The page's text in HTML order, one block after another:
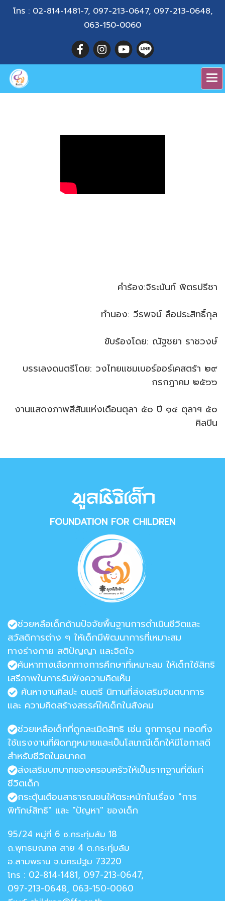
โทร : 02-814-1481-7, 097-213-0647, 097-213-0648,
063-150-0060
คำร้อง:จิระนันท์ พิตรปรีชา
ทำนอง: วีรพจน์ ลือประสิทธิ์กุล
ขับร้องโดย: ณัฐชยา ราชวงษ์
บรรเลงดนตรีโดย: วงไทยแชมเบอร์ออร์เคสตร้า ๒๙
กรกฎาคม ๒๕๖๖
งานแสดงภาพสีสันแห่งเดือนตุลา ๕๐ ปี ๑๔ ตุลาฯ ๕๐
ศิลปิน
FOUNDATION FOR CHILDREN
ช่วยหลือเด็กด้านปัจจัยพื้นฐานการดำเนินชีวิตและ
สวัสดิการต่าง ๆ ให้เด็กมีพัฒนาการที่เหมาะสม
ทางร่างกาย สติปัญญา และจิตใจ
ค้นหาทางเลือกทางการศึกษาที่เหมาะสม ให้เด็กใช้สิทธิ
เสรีภาพในการรับฟังความคิดเห็น
ค้นหางานศิลปะ ดนตรี นิทานที่ส่งเสริมจินตนาการ
และ ความคิดสร้างสรรค์ให้เด็กในสังคม
ช่วยเหลือเด็กที่ถูกละเมิดสิทธิ เช่น ถูกทารุณ ทอดทิ้ง
ใช้แรงงานที่ผิดกฎหมายและเป็นโสเภณีเด็กให้มีโอกาสดี
สำหรับชีวิตในอนาคต
ส่งเสริมบทบาทของครอบครัวให้เป็นรากฐานที่ดีแก่
ชีวิตเด็ก
กระตุ้นเตือนสาธารณชนให้ตระหนักในเรื่อง "การ
พิทักษ์สิทธิ" และ "ปัญหา" ของเด็ก
95/24 หมู่ที่ 6 ซ.กระทุ่มล้ม 18
ถ.พุทธมณฑล สาย 4 ต.กระทุ่มล้ม
อ.สามพราน จ.นครปฐม 73220
โทร : 02-814-1481, 097-213-0647,
097-213-0648, 063-150-0060